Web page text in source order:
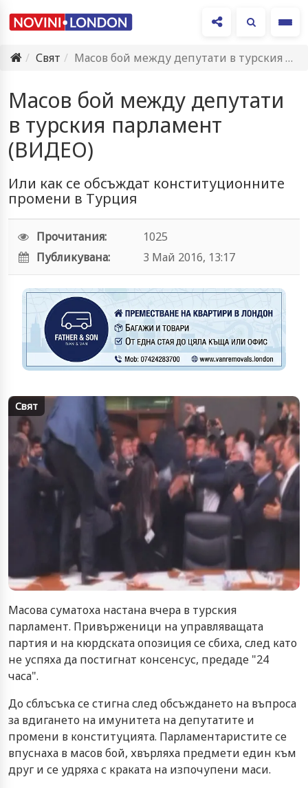
Свят
Масов бой между депутати в турския парламент (ВИДЕО)
Масов бой между депутати
в турския парламент
(ВИДЕО)
Или как се обсъждат конституционните
промени в Турция
Прочитания:
1025
Публикувана:
3 Май 2016, 13:17
Свят
Масова суматоха настана вчера в турския
парламент. Привърженици на управляващата
партия и на кюрдската опозиция се сбиха, след като
не успяха да постигнат консенсус, предаде "24
часа".
До сблъсъка се стигна след обсъждането на въпроса
за вдигането на имунитета на депутатите и
промени в конституцията. Парламентаристите се
впуснаха в масов бой, хвърляха предмети един към
друг и се удряха с краката на изпочупени маси.